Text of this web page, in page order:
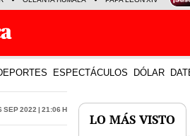
ESPECTÁCULOS DÓLAR
Sep 2022 | 21:06 h
LO MÁS VISTO